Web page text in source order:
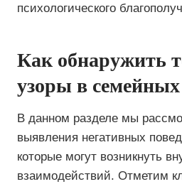
психологического
Как обнаружить
узоры в
В данном разделе мы
выявления негативных
которые могут возникнуть
взаимодействий. Отметим